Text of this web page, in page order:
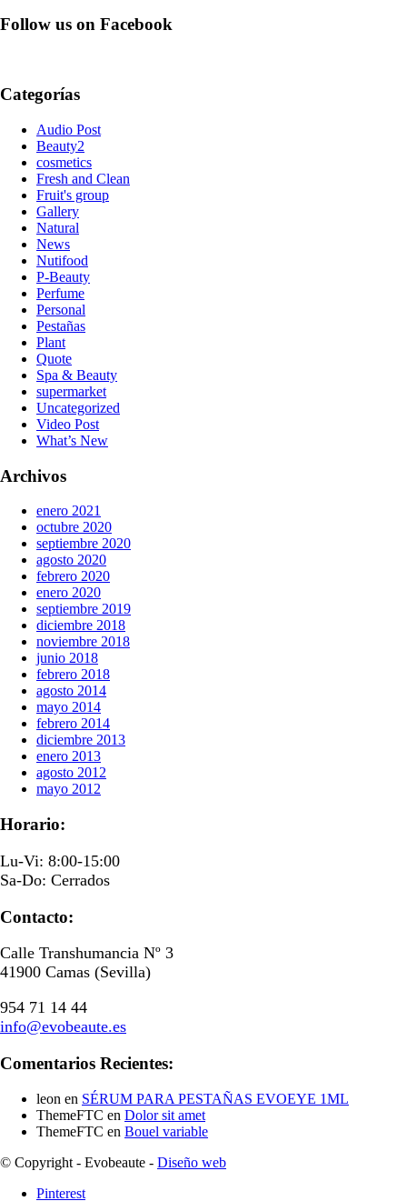
Follow us on Facebook
Categorías
Audio Post
Beauty2
cosmetics
Fresh and Clean
Fruit's group
Gallery
Natural
News
Nutifood
P-Beauty
Perfume
Personal
Pestañas
Plant
Quote
Spa & Beauty
supermarket
Uncategorized
Video Post
What’s New
Archivos
enero 2021
octubre 2020
septiembre 2020
agosto 2020
febrero 2020
enero 2020
septiembre 2019
diciembre 2018
noviembre 2018
junio 2018
febrero 2018
agosto 2014
mayo 2014
febrero 2014
diciembre 2013
enero 2013
agosto 2012
mayo 2012
Horario:
Lu-Vi: 8:00-15:00
Sa-Do: Cerrados
Contacto:
Calle Transhumancia Nº 3
41900 Camas (Sevilla)
954 71 14 44
info@evobeaute.es
Comentarios Recientes:
leon en SÉRUM PARA PESTAÑAS EVOEYE 1ML
ThemeFTC en Dolor sit amet
ThemeFTC en Bouel variable
© Copyright - Evobeaute - Diseño web
Pinterest